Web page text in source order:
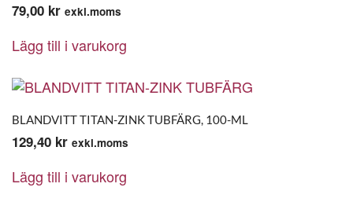
79,00 kr exkl.moms
Lägg till i varukorg
BLANDVITT TITAN-ZINK TUBFÄRG, 100-ML
129,40 kr exkl.moms
Lägg till i varukorg